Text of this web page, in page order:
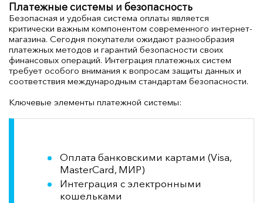
Платежные системы и безопасность
Безопасная и удобная система оплаты является
критически важным компонентом современного интернет-
магазина. Сегодня покупатели ожидают разнообразия
платежных методов и гарантий безопасности своих
финансовых операций. Интеграция платежных систем
требует особого внимания к вопросам защиты данных и
соответствия международным стандартам безопасности.
Ключевые элементы платежной системы:
Оплата банковскими картами (Visa,
MasterCard, МИР)
Интеграция с электронными
кошельками